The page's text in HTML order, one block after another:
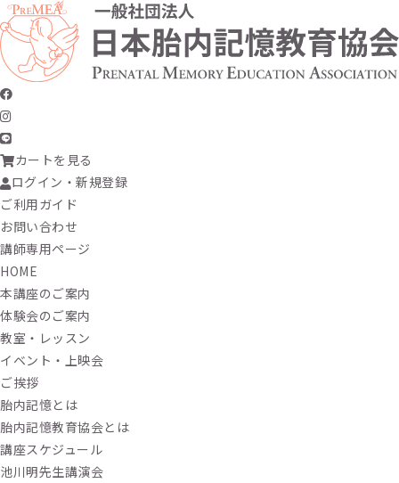
カートを見る
ログイン・新規登録
ご利用ガイド
お問い合わせ
講師専用ページ
HOME
本講座のご案内
体験会のご案内
教室・レッスン
イベント・上映会
ご挨拶
胎内記憶とは
胎内記憶教育協会とは
講座スケジュール
池川明先生講演会